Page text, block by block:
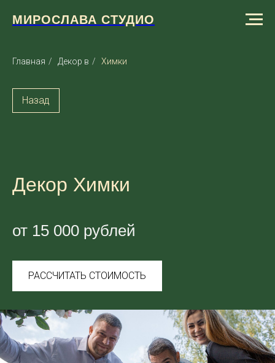
МИРОСЛАВА СТУДИО
Главная / Декор в / Химки
Назад
Декор Химки
от 15 000 рублей
РАССЧИТАТЬ СТОИМОСТЬ